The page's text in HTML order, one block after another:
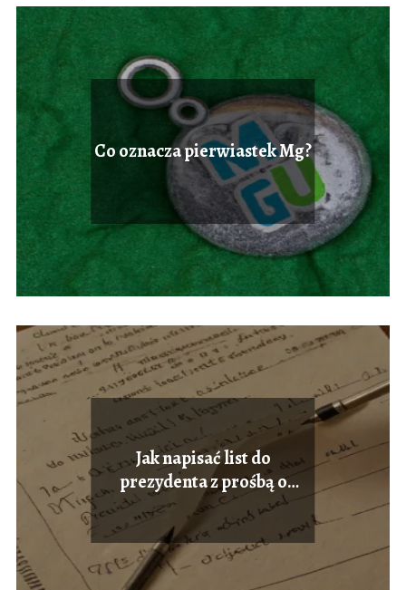
Co oznacza pierwiastek Mg?
Jak napisać list do
prezydenta z prośbą o
pomoc? Przykłady i porady